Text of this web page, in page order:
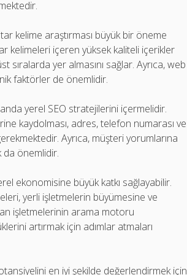
kelime araştırması büyük bir öneme
kelimeleri içeren yüksek kaliteli içerikler
yer almasını sağlar. Ayrıca, web
faktörler de önemlidir.
yerel SEO stratejilerini içermelidir.
kaydolması, adres, telefon numarası ve
Ayrıca, müşteri yorumlarına
da önemlidir.
ekonomisine büyük katkı sağlayabilir.
yerli işletmelerin büyümesine ve
işletmelerinin arama motoru
artırmak için adımlar atmaları
en iyi şekilde değerlendirmek için